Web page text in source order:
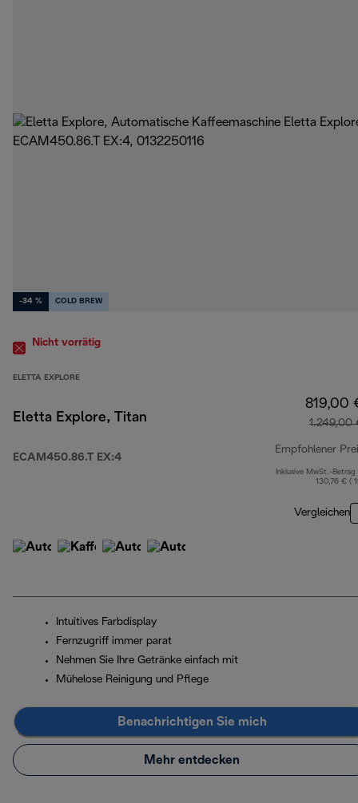
-34 % COLD BREW
Nicht vorrätig
ELETTA EXPLORE
Eletta Explore, Titan
ECAM450.86.T EX:4
819,00
1.249,00
Empfohlener
Inklusive MwSt.-Betrag
130,76 € (
Vergleichen
Intuitives Farbdisplay
Fernzugriff immer parat
Nehmen Sie Ihre Getränke einfach mit
Mühelose Reinigung und Pflege
Benachrichtigen Sie mich
Mehr entdecken